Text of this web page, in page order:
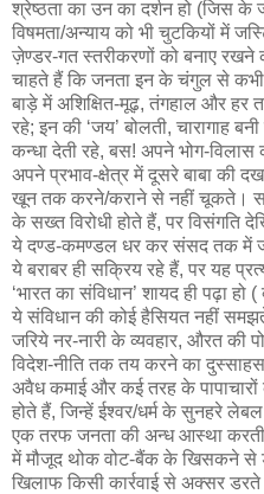
श्रेष्ठता का उन का दर्शन हो (जिस के
विषमता/अन्याय को भी चुटकियों में
ज़ेण्डर-गत स्तरीकरणों को बनाए रखने
चाहते हैं कि जनता इन के चंगुल से
बाड़े में अशिक्षित-मूढ़, तंगहाल और हर
रहे; इन की ‘जय’ बोलती, चारागाह
कन्धा देती रहे, बस! अपने भोग-
अपने प्रभाव-क्षेत्र में दूसरे बाबा की
खून तक करने/कराने से नहीं चूकते। सब
के सख्त विरोधी होते हैं, पर विसंगति
ये दण्ड-कमण्डल धर कर संसद तक में
ये बराबर ही सक्रिय रहे हैं, पर यह
‘भारत का संविधान’ शायद ही पढ़ा हो
ये संविधान की कोई हैसियत नहीं
जरिये नर-नारी के व्यवहार, औरत की
विदेश-नीति तक तय करने का
अवैध कमाई और कई तरह के
होते हैं, जिन्हें ईश्वर/धर्म के सुनहरे
एक तरफ जनता की अन्ध आस्था
में मौजूद थोक वोट-बैंक के खिसकने से
खिलाफ किसी कार्रवाई से अक्सर